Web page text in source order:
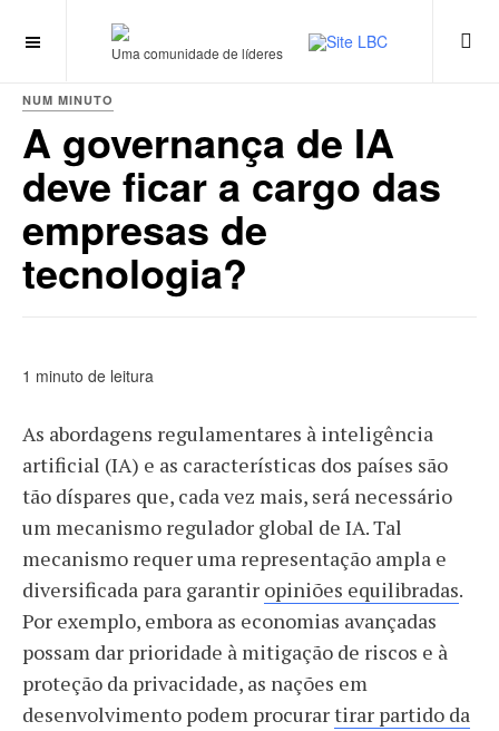
Uma comunidade de líderes
NUM MINUTO
A governança de IA
deve ficar a cargo das
empresas de
tecnologia?
1 minuto de leitura
As abordagens regulamentares à inteligência
artificial (IA) e as características dos países são
tão díspares que, cada vez mais, será necessário
um mecanismo regulador global de IA. Tal
mecanismo requer uma representação ampla e
diversificada para garantir opiniões equilibradas.
Por exemplo, embora as economias avançadas
possam dar prioridade à mitigação de riscos e à
proteção da privacidade, as nações em
desenvolvimento podem procurartirar partido da